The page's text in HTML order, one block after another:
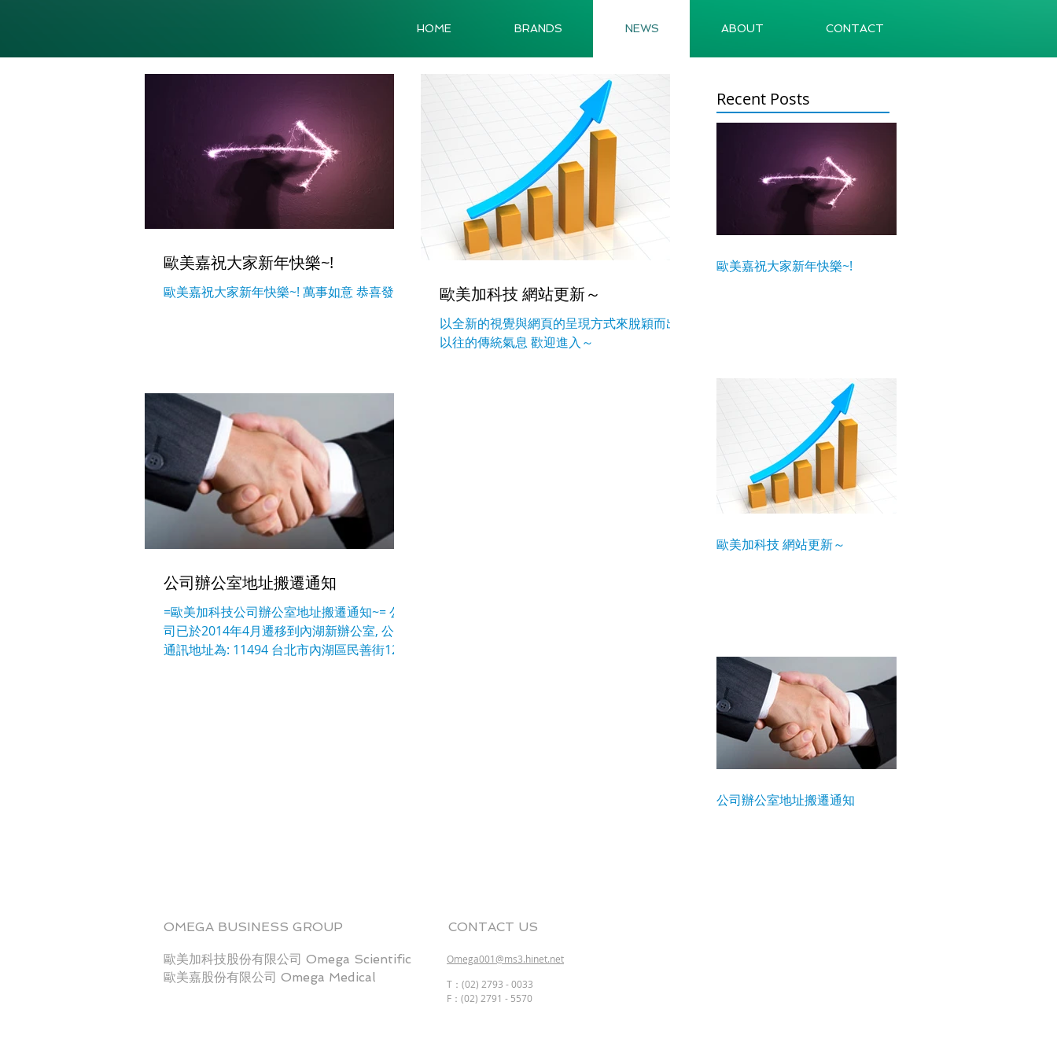
HOME BRANDS NEWS ABOUT CONTACT
歐美嘉祝大家新年快樂~!
歐美嘉祝大家新年快樂~! 萬事如意 恭喜發財˙ 歐美加科技 網站更新～
以全新的視覺與網頁的呈現方式來脫穎而出
以往的傳統氣息 歡迎進入～
公司辦公室地址搬遷通知
=歐美加科技公司辦公室地址搬遷通知~= 公
司已於2014年4月遷移到內湖新辦公室, 公司
通訊地址為: 11494 台北市內湖區民善街127
Recent Posts
歐美嘉祝大家新年快樂~!
歐美加科技 網站更新～
公司辦公室地址搬遷通知
OMEGA BUSINESS GROUP
歐美加科技股份有限公司 Omega Scientific
歐美嘉股份有限公司 Omega Medical
CONTACT US
Omega001@ms3.hinet.net
T：(02) 2793 - 0033
F：(02) 2791 - 5570